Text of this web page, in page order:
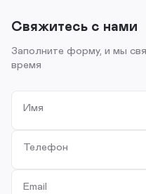
Свяжитесь с нами
Заполните форму, и мы
время
Имя
Телефон
Email